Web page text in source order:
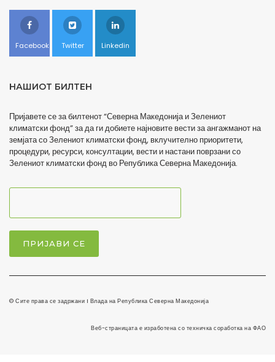
Facebook Twitter Linkedin
НАШИОТ БИЛТЕН
Пријавете се за билтенот “Северна Македонија и Зелениот
климатски фонд” за да ги добиете најновите вести за ангажманот на
земјата со Зелениот климатски фонд, вклучително приоритети,
процедури, ресурси, консултации, вести и настани поврзани со
Зелениот климатски фонд во Република Северна Македонија.
© Сите права се задржани I Влада на Република Северна Македонија
Веб-страницата е изработена со техничка соработка на ФАО